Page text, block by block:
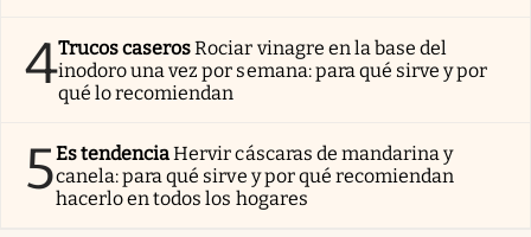
4Trucos caserosRociar vinagre en la base del
inodoro una vez por semana: para qué sirve y por
qué lo recomiendan
5Es tendenciaHervir cáscaras de mandarina y
canela: para qué sirve y por qué recomiendan
hacerlo en todos los hogares